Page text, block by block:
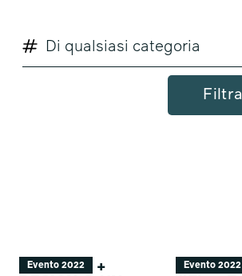
Di qualsiasi categoria
Filtra
Evento 2022
+
Evento 2022